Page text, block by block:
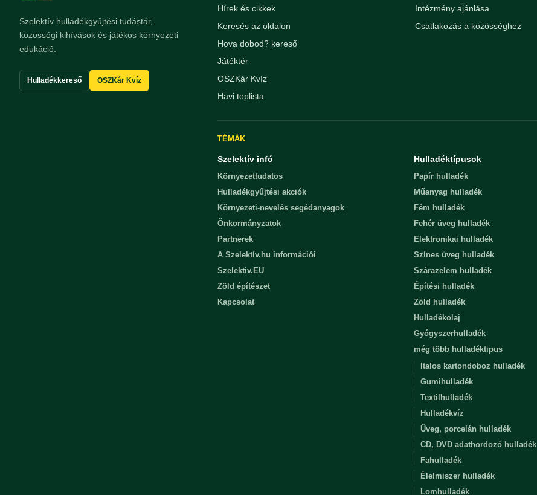
Szelektív hulladékgyűjtési tudástár,
közösségi kihívások és játékos környezeti
edukáció.
Hulladékkereső OSZKár Kvíz
Hírek és cikkek
Keresés az oldalon
Hova dobod? kereső
Játéktér
OSZKár Kvíz
Havi toplista
Intézmény ajánlása
Csatlakozás a közösséghez
TÉMÁK
Szelektív infó
Környezettudatos
Hulladékgyűjtési akciók
Környezeti-nevelés segédanyagok
Önkormányzatok
Partnerek
A Szelektív.hu információi
Szelektiv.EU
Zöld építészet
Kapcsolat
Hulladéktípusok
Papír hulladék
Műanyag hulladék
Fém hulladék
Fehér üveg hulladék
Elektronikai hulladék
Színes üveg hulladék
Szárazelem hulladék
Építési hulladék
Zöld hulladék
Hulladékolaj
Gyógyszerhulladék
még több hulladéktipus
Italos kartondoboz hulladék
Gumihulladék
Textilhulladék
Hulladékvíz
Üveg, porcelán hulladék
CD, DVD adathordozó hulladék
Fahulladék
Élelmiszer hulladék
Lomhulladék